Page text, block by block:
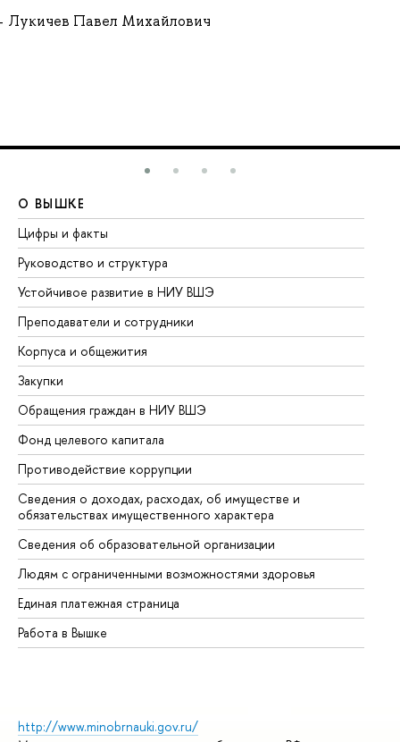
Лукичев Павел Михайлович
О ВЫШКЕ
Цифры и факты
Руководство и структура
Устойчивое развитие в НИУ ВШЭ
Преподаватели и сотрудники
Корпуса и общежития
Закупки
Обращения граждан в НИУ ВШЭ
Фонд целевого капитала
Противодействие коррупции
Сведения о доходах, расходах, об имуществе и
обязательствах имущественного характера
Сведения об образовательной организации
Людям с ограниченными возможностями здоровья
Единая платежная страница
Работа в Вышке
http://www.minobrnauki.gov.ru/